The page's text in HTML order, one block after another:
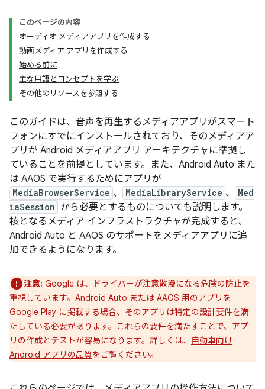
このページの内容
オーディオ メディアアプリを作成する
動画メディア アプリを作成する
始める前に
主な用語とコンセプトを学ぶ
その他のリソースを参照する
このガイドは、音声を再生するメディアアプリがスマート
フォンにすでにインストールされており、そのメディアア
プリが Android メディアアプリ アーキテクチャに準拠し
ていることを前提としています。また、Android Auto また
は AAOS で実行するためにアプリが
MediaBrowserService 、 MediaLibraryService 、
Med
iaSession から必要とするものについても説明します。
核となるメディア インフラストラクチャが完成すると、
Android Auto と AAOS のサポートをメディアアプリに追
加できるようになります。
注意: Google は、ドライバーが注意散漫になる危険の防止を
重視しています。Android Auto または AAOS 用のアプリを
Google Play に掲載する場合、そのアプリは特定の設計要件を満
たしている必要があります。これらの要件を満たすことで、アプ
リの作成とテストが容易になります。詳しくは、
自動車向け
Android アプリの品質をご覧ください。